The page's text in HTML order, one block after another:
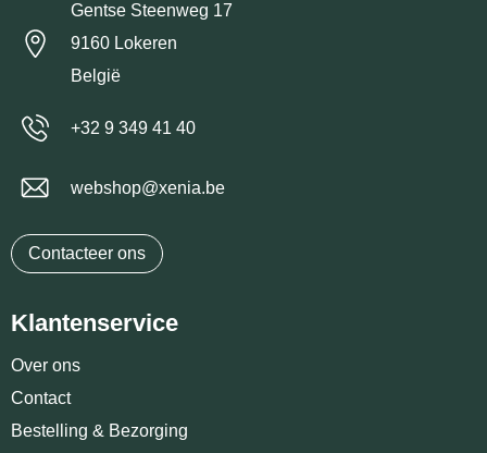
Gentse Steenweg 17
9160 Lokeren
België
+32 9 349 41 40
webshop@xenia.be
Contacteer ons
Klantenservice
Over ons
Contact
Bestelling & Bezorging